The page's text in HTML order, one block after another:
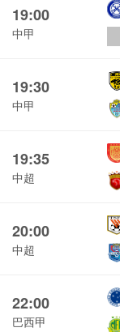
19:00
中甲
19:30
中甲
19:35
中超
20:00
中超
22:00
巴西甲